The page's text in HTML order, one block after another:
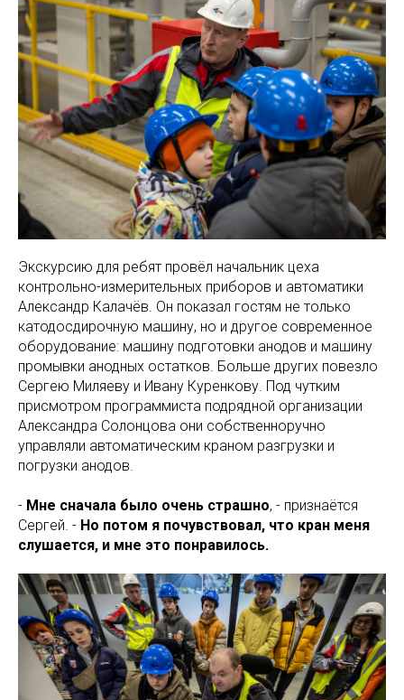
Экскурсию для ребят провёл начальник цеха
контрольно-измерительных приборов и автоматики
Александр Калачёв. Он показал гостям не только
катодосдирочную машину, но и другое современное
оборудование: машину подготовки анодов и машину
промывки анодных остатков. Больше других повезло
Сергею Миляеву и Ивану Куренкову. Под чутким
присмотром программиста подрядной организации
Александра Солонцова они собственноручно
управляли автоматическим краном разгрузки и
погрузки анодов.
- Мне сначала было очень страшно, - признаётся
Сергей. - Но потом я почувствовал, что кран меня
слушается, и мне это понравилось.